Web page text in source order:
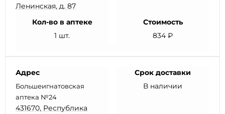
Ленинская, д. 87
Кол-во в аптеке
1 шт.
Стоимость
834 ₽
Адрес
Большеигнатовская
аптека №24
431670, Республика
Срок доставки
В наличии